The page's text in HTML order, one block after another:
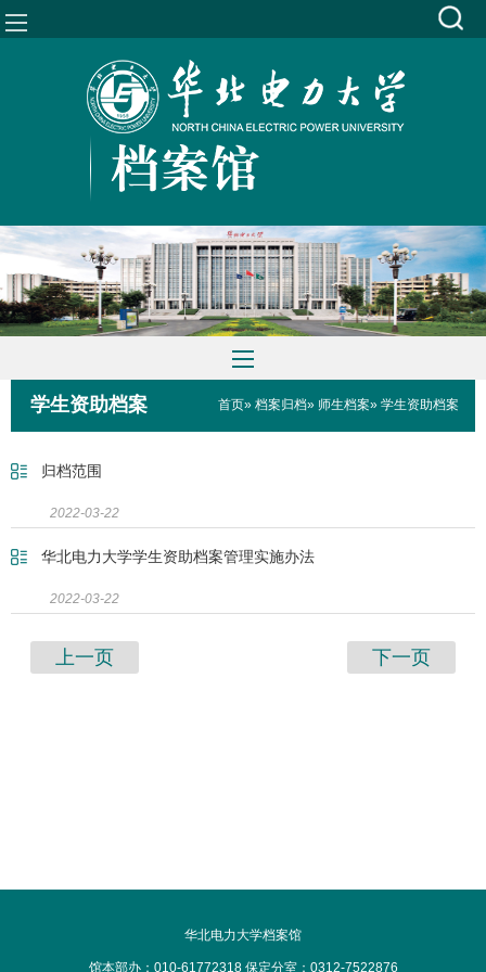
学生资助档案 首页» 档案归档» 师生档案» 学生资助档案
归档范围
2022-03-22
华北电力大学学生资助档案管理实施办法
2022-03-22
上一页 下一页
华北电力大学档案馆
馆本部办：010-61772318 保定分室：0312-7522876